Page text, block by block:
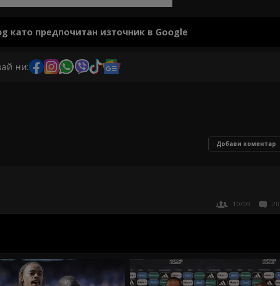
като предпочитан източник в Google
ни:
Добави коментар
10703
20